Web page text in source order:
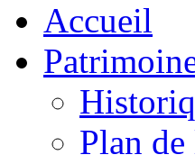
Accueil
Plan